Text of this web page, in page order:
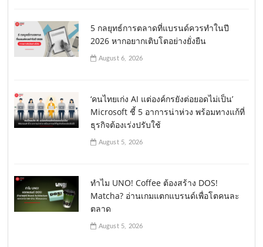
5 กลยุทธ์การตลาดที่แบรนด์ควรทำในปี
2026 หากอยากเติบโตอย่างยั่งยืน
August 6, 2026
‘คนไทยเก่ง AI แต่องค์กรยังต่อยอดไม่เป็น’
Microsoft ชี้ 5 อาการน่าห่วง พร้อมทางแก้ที่
ธุรกิจต้องเร่งปรับใช้
August 5, 2026
ทำไม UNO! Coffee ต้องสร้าง DOS!
Matcha? อ่านเกมแตกแบรนด์เพื่อโตคนละ
ตลาด
August 5, 2026